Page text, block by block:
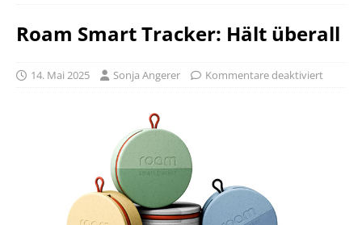
Roam Smart Tracker: Hält überall
14. Mai 2025 Sonja Angerer Kommentare deaktiviert